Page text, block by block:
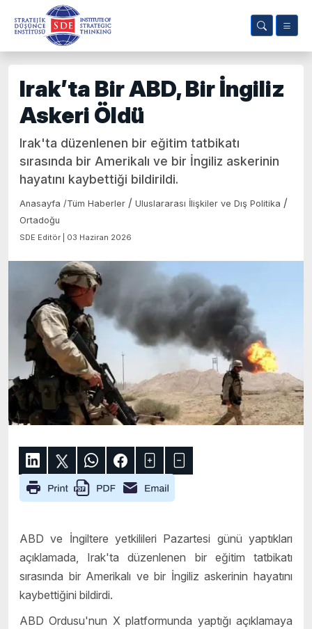
Irak’ta Bir ABD, Bir İngiliz
Askeri Öldü
Irak'ta düzenlenen bir eğitim tatbikatı
sırasında bir Amerikalı ve bir İngiliz askerinin
hayatını kaybettiği bildirildi.
Anasayfa /Tüm Haberler / Uluslararası İlişkiler ve Dış Politika /
Ortadoğu
SDE Editör | 03 Haziran 2026
ABD ve İngiltere yetkilileri Pazartesi günü yaptıkları
açıklamada, Irak'ta düzenlenen bir eğitim tatbikatı
sırasında bir Amerikalı ve bir İngiliz askerinin hayatını
kaybettiğini bildirdi.
ABD Ordusu'nun X platformunda yaptığı açıklamaya